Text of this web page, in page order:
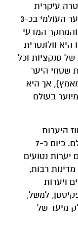
באפריל 2017. כמטרה עיקרית
הציבה האסטרטגיה הגדלת שטחי היער העולמי בכ-3
הידע והמחקר המדעי
היא וולונטרית
של סנקציות וכל
שטחי היער
אך היא
בעולם
היערות
הנטועים מסך כלל שטח היערות בעולם. כיום כ-7
נטועים
בהשוואה ל-4 אחוזים ב-1995. מדינות רבות,
ויערות
למשל,
עצים משנת 2014 כחלק מיעד של